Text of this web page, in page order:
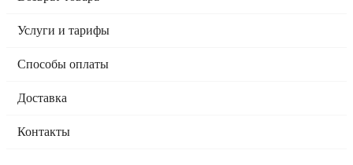
Услуги и тарифы
Способы оплаты
Доставка
Контакты